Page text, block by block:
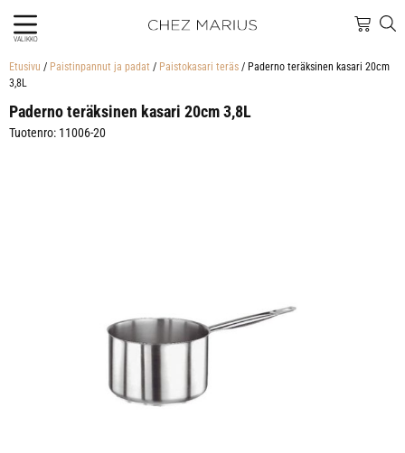
VALIKKO
Etusivu / Paistinpannut ja padat / Paistokasari teräs / Paderno teräksinen kasari 20cm
3,8L
Paderno teräksinen kasari 20cm 3,8L
Tuotenro: 11006-20